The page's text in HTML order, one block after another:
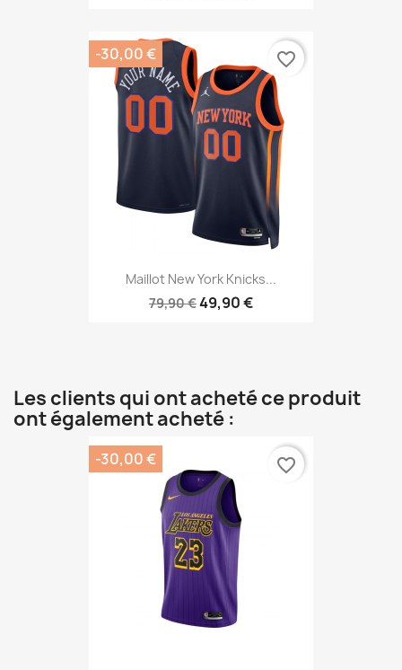
Maillot New York Knicks...
79,90 €49,90 €
-30,00 € favorite_border
Les clients qui ont acheté ce produit
ont également acheté :
-30,00 € favorite_border